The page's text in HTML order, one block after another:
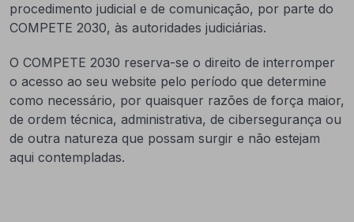
procedimento judicial e de comunicação, por parte do
COMPETE 2030, às autoridades judiciárias.
O COMPETE 2030 reserva-se o direito de interromper
o acesso ao seu website pelo período que determine
como necessário, por quaisquer razões de força maior,
de ordem técnica, administrativa, de cibersegurança ou
de outra natureza que possam surgir e não estejam
aqui contempladas.